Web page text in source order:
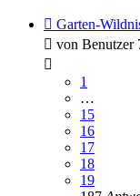
Garten-
von Benutzer
1
…
15
16
17
18
19